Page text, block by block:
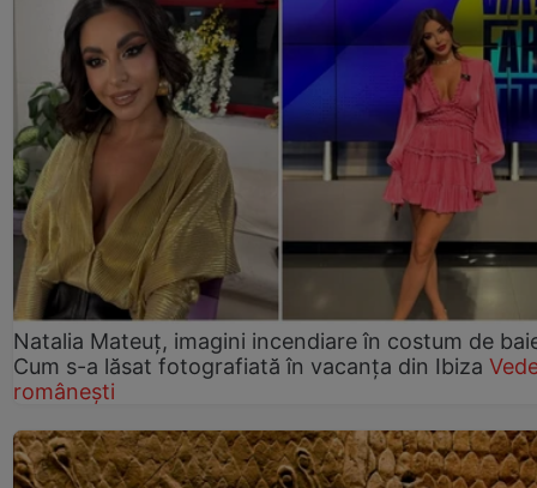
Natalia Mateuț, imagini incendiare în costum de
Cum s-a lăsat fotografiată în vacanța din Ibiza
românești